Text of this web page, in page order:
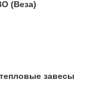
(Веза)
завесы